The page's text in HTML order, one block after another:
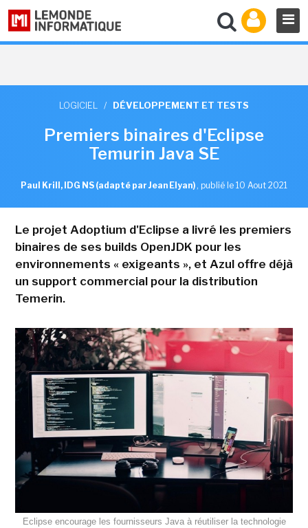
LOGICIEL / DÉVELOPPEMENT ET TESTS
Premiers binaires d'Eclipse
Temurin Java SE
Paul Krill, IDG NS (adapté par Jean Elyan) , publié le 10 Aout 2021
Le projet Adoptium d'Eclipse a livré les premiers
binaires de ses builds OpenJDK pour les
environnements « exigeants », et Azul offre déjà
un support commercial pour la distribution
Temerin.
Eclipse encourage les fournisseurs Java à réutiliser la technologie